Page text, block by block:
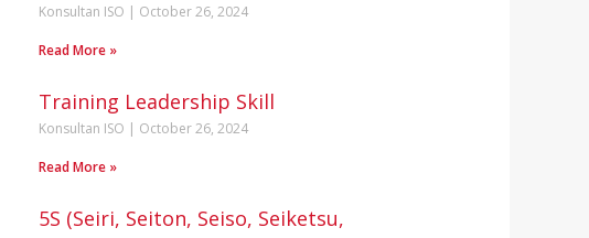
Konsultan ISO October 26, 2024
Read More »
Training Leadership Skill
Konsultan ISO October 26, 2024
Read More »
5S (Seiri, Seiton, Seiso, Seiketsu,